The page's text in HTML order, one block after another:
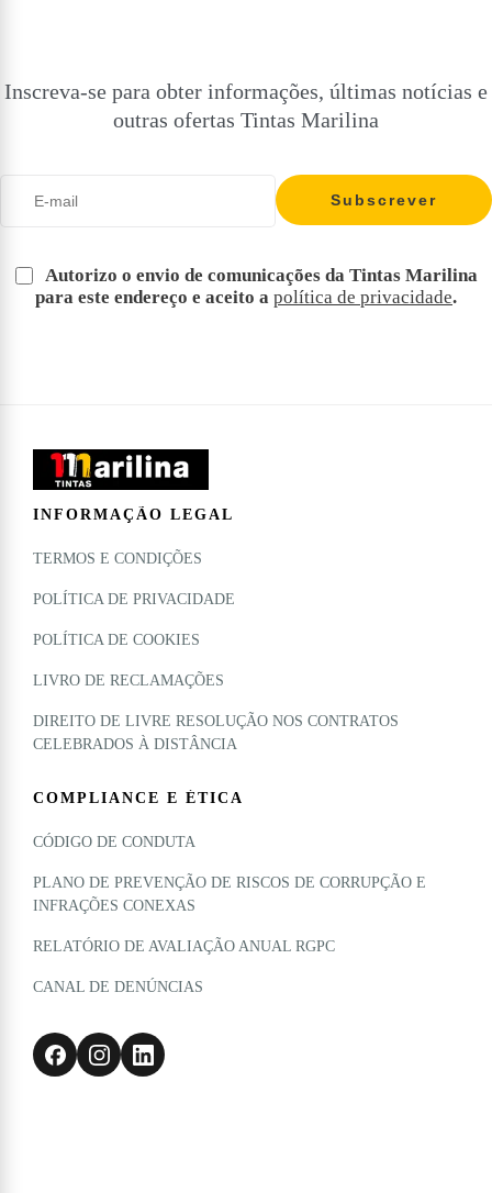
Inscreva-se para obter informações, últimas notícias e
outras ofertas Tintas Marilina
Autorizo o envio de comunicações da Tintas Marilina
para este endereço e aceito a política de privacidade.
INFORMAÇÃO LEGAL
TERMOS E CONDIÇÕES
POLÍTICA DE PRIVACIDADE
POLÍTICA DE COOKIES
LIVRO DE RECLAMAÇÕES
DIREITO DE LIVRE RESOLUÇÃO NOS CONTRATOS
CELEBRADOS À DISTÂNCIA
COMPLIANCE E ÉTICA
CÓDIGO DE CONDUTA
PLANO DE PREVENÇÃO DE RISCOS DE CORRUPÇÃO E
INFRAÇÕES CONEXAS
RELATÓRIO DE AVALIAÇÃO ANUAL RGPC
CANAL DE DENÚNCIAS